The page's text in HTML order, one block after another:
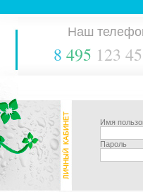
Наш
8 495 123
Имя
Пароль